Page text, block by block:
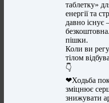
таблетку»
енергії та
давно існує
пішки.
Коли ви
тілом
👇
❤Ходьба
зміцнює
знижувати